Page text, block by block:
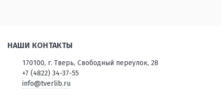
НАШИ КОНТАКТЫ
170100, г. Тверь, Свободный переулок, 28
+7 (4822) 34-37-55
info@tverlib.ru